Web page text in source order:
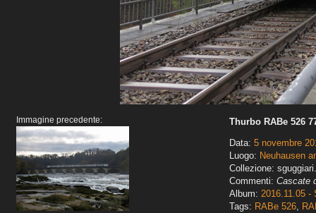
Immagine precedente:
Thurbo RABe 526
Data: 5 novembre
Luogo: Neuhausen
Collezione:
Commenti: Cascate
Album: 2016.11.05 -
Tags: RABe 526,